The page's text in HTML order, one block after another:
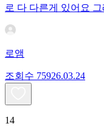
로 다 다른게 있어요
로앰
조회수 75926.03.24
14